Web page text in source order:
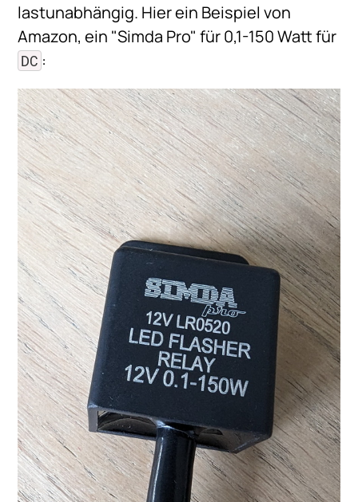
lastunabhängig. Hier ein Beispiel von
Amazon, ein "Simda Pro" für 0,1-150 Watt für
DC :